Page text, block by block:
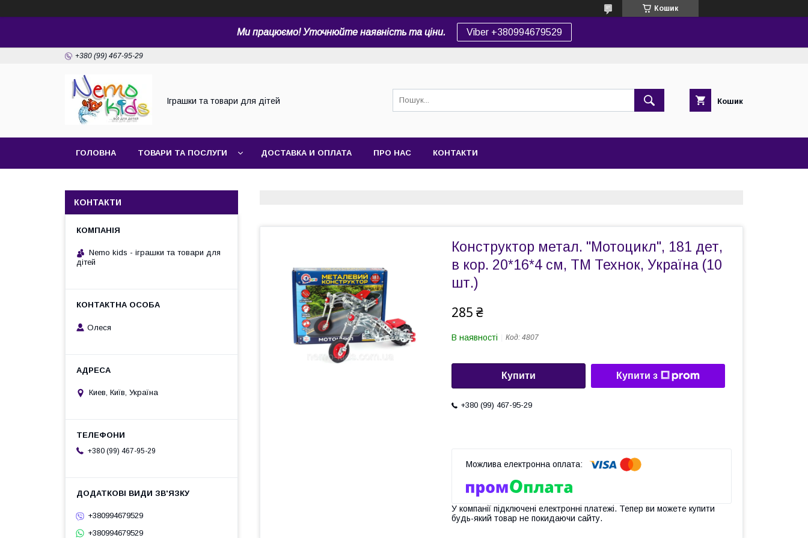
Кошик
Ми працюємо! Уточнюйте наявність та ціни. Viber +380994679529
+380 (99) 467-95-29
Іграшки та товари для дітей Кошик
ГОЛОВНА ТОВАРИ ТА ПОСЛУГИ ДОСТАВКА И ОПЛАТА ПРО НАС КОНТАКТИ
Конструктор метал. "Мотоцикл", 181 дет,
в кор. 20*16*4 см, ТМ Технок, Україна (10
шт.)
285 ₴
В наявності Код: 4807
Купити Купити з
+380 (99) 467-95-29
У компанії підключені електронні платежі. Тепер ви можете купити
будь-який товар не покидаючи сайту.
КОНТАКТИ
Nemo kids - іграшки та товари для
дітей
Олеся
Киев, Київ, Україна
+380 (99) 467-95-29
+380994679529
+380994679529